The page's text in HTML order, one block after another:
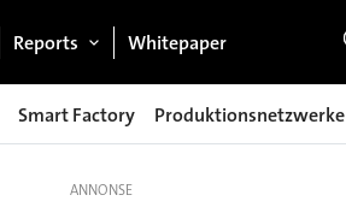
Reports Whitepaper
Smart Factory Produktionsnetzwerke